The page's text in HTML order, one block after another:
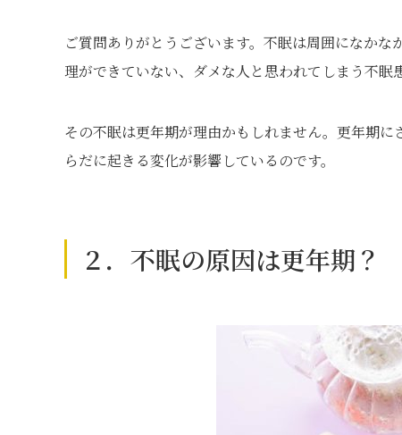
ご質問ありがとうございます。不眠は周囲になか
理ができていない、ダメな人と思われてしまう不眠
その不眠は更年期が理由かもしれません。更年期
らだに起きる変化が影響しているのです。
２．不眠の原因は更年期？